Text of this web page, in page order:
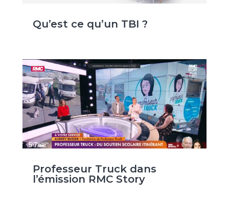
Qu’est ce qu’un TBI ?
Professeur Truck dans
l’émission RMC Story